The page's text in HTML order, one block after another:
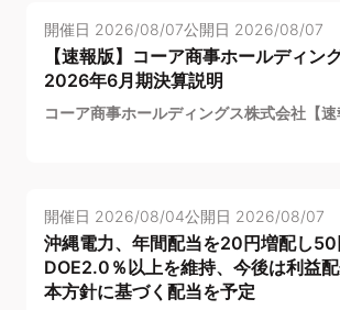
開催日 2026/08/07公開日 2026/08/07
【速報版】コーア商事ホールディン
2026年6月期決算説明
コーア商事ホールディングス株式会社【速
開催日 2026/08/04公開日 2026/08/07
沖縄電力、年間配当を20円増配し
DOE2.0％以上を維持、今後は利益
本方針に基づく配当を予定